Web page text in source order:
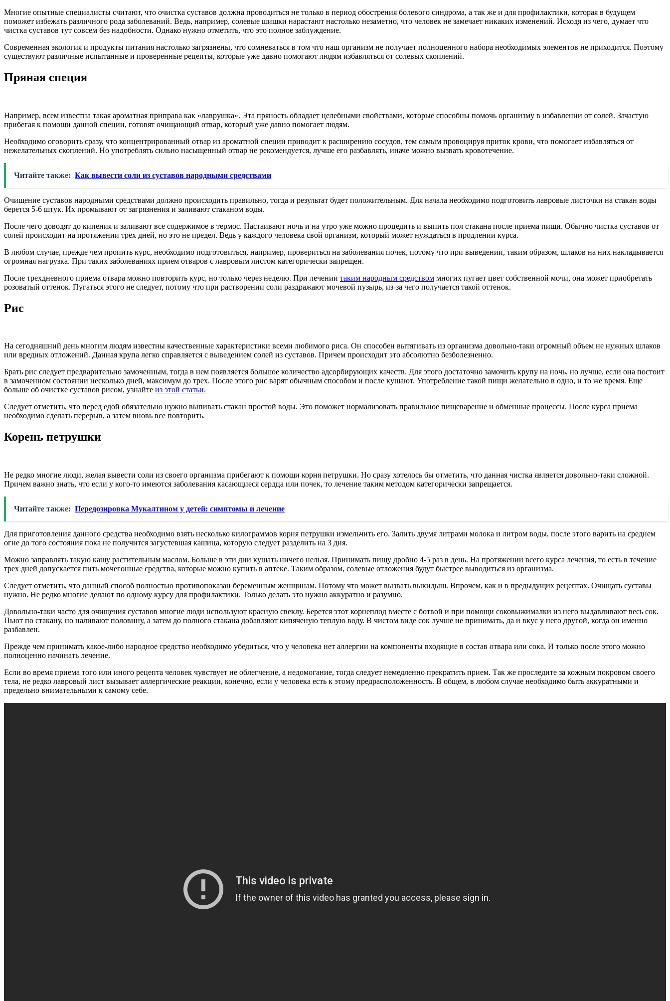
Многие опытные специалисты считают, что очистка суставов должна проводиться не только в период обострения болевого синдрома, а так же и для профилактики, которая в будущем
поможет избежать различного рода заболеваний. Ведь, например, солевые шишки нарастают настолько незаметно, что человек не замечает никаких изменений. Исходя из чего, думает что
чистка суставов тут совсем без надобности. Однако нужно отметить, что это полное заблуждение.
Современная экология и продукты питания настолько загрязнены, что сомневаться в том что наш организм не получает полноценного набора необходимых элементов не приходится. Поэтому
существуют различные испытанные и проверенные рецепты, которые уже давно помогают людям избавляться от солевых скоплений.
Пряная специя
Например, всем известна такая ароматная приправа как «лаврушка». Эта пряность обладает целебными свойствами, которые способны помочь организму в избавлении от солей. Зачастую
прибегая к помощи данной специи, готовят очищающий отвар, который уже давно помогает людям.
Необходимо оговорить сразу, что концентрированный отвар из ароматной специи приводит к расширению сосудов, тем самым провоцируя приток крови, что помогает избавляться от
нежелательных скоплений. Но употреблять сильно насыщенный отвар не рекомендуется, лучше его разбавлять, иначе можно вызвать кровотечение.
Читайте также: Как вывести соли из суставов народными средствами
Очищение суставов народными средствами должно происходить правильно, тогда и результат будет положительным. Для начала необходимо подготовить лавровые листочки на стакан воды
берется 5-6 штук. Их промывают от загрязнения и заливают стаканом воды.
После чего доводят до кипения и заливают все содержимое в термос. Настаивают ночь и на утро уже можно процедить и выпить пол стакана после приема пищи. Обычно чистка суставов от
солей происходит на протяжении трех дней, но это не предел. Ведь у каждого человека свой организм, который может нуждаться в продлении курса.
В любом случае, прежде чем пропить курс, необходимо подготовиться, например, провериться на заболевания почек, потому что при выведении, таким образом, шлаков на них накладывается
огромная нагрузка. При таких заболеваниях прием отваров с лавровым листом категорически запрещен.
После трехдневного приема отвара можно повторить курс, но только через неделю. При лечении таким народным средством многих пугает цвет собственной мочи, она может приобретать
розоватый оттенок. Пугаться этого не следует, потому что при растворении соли раздражают мочевой пузырь, из-за чего получается такой оттенок.
Рис
На сегодняшний день многим людям известны качественные характеристики всеми любимого риса. Он способен вытягивать из организма довольно-таки огромный объем не нужных шлаков
или вредных отложений. Данная крупа легко справляется с выведением солей из суставов. Причем происходит это абсолютно безболезненно.
Брать рис следует предварительно замоченным, тогда в нем появляется большое количество адсорбирующих качеств. Для этого достаточно замочить крупу на ночь, но лучше, если она постоит
в замоченном состоянии несколько дней, максимум до трех. После этого рис варят обычным способом и после кушают. Употребление такой пищи желательно в одно, и то же время. Еще
больше об очистке суставов рисом, узнайте из этой статьи.
Следует отметить, что перед едой обязательно нужно выпивать стакан простой воды. Это поможет нормализовать правильное пищеварение и обменные процессы. После курса приема
необходимо сделать перерыв, а затем вновь все повторить.
Корень петрушки
Не редко многие люди, желая вывести соли из своего организма прибегают к помощи корня петрушки. Но сразу хотелось бы отметить, что данная чистка является довольно-таки сложной.
Причем важно знать, что если у кого-то имеются заболевания касающиеся сердца или почек, то лечение таким методом категорически запрещается.
Читайте также: Передозировка Мукалтином у детей: симптомы и лечение
Для приготовления данного средства необходимо взять несколько килограммов корня петрушки измельчить его. Залить двумя литрами молока и литром воды, после этого варить на среднем
огне до того состояния пока не получится загустевшая кашица, которую следует разделить на 3 дня.
Можно заправлять такую кашу растительным маслом. Больше в эти дни кушать ничего нельзя. Принимать пищу дробно 4-5 раз в день. На протяжении всего курса лечения, то есть в течение
трех дней допускается пить мочегонные средства, которые можно купить в аптеке. Таким образом, солевые отложения будут быстрее выводиться из организма.
Следует отметить, что данный способ полностью противопоказан беременным женщинам. Потому что может вызвать выкидыш. Впрочем, как и в предыдущих рецептах. Очищать суставы
нужно. Не редко многие делают по одному курсу для профилактики. Только делать это нужно аккуратно и разумно.
Довольно-таки часто для очищения суставов многие люди используют красную свеклу. Берется этот корнеплод вместе с ботвой и при помощи соковыжималки из него выдавливают весь сок.
Пьют по стакану, но наливают половину, а затем до полного стакана добавляют кипяченую теплую воду. В чистом виде сок лучше не принимать, да и вкус у него другой, когда он именно
разбавлен.
Прежде чем принимать какое-либо народное средство необходимо убедиться, что у человека нет аллергии на компоненты входящие в состав отвара или сока. И только после этого можно
полноценно начинать лечение.
Если во время приема того или иного рецепта человек чувствует не облегчение, а недомогание, тогда следует немедленно прекратить прием. Так же проследите за кожным покровом своего
тела, не редко лавровый лист вызывает аллергические реакции, конечно, если у человека есть к этому предрасположенность. В общем, в любом случае необходимо быть аккуратными и
предельно внимательными к самому себе.